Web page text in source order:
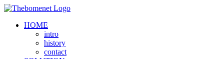
Skip
contentHOME
intro
history
contact